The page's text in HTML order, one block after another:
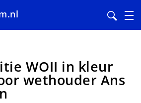
WOII in kleur
wethouder Ans